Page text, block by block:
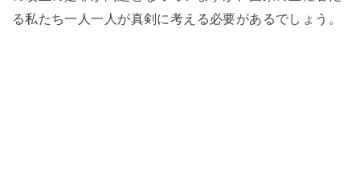
る私たち一人一人が真剣に考える必要があるでしょう。